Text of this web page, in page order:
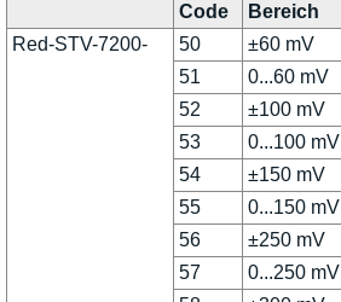
Code
Bereich
Red-STV-7200-
50 ±60 mV
51
0...60 mV
52
±100 mV
53
0...100 mV
54
±150 mV
55
0...150 mV
56
±250 mV
57
0...250 mV